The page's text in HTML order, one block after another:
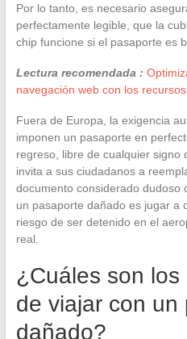
Por lo tanto, es necesario
perfectamente legible, que la
chip funcione si el pasaporte es
Lectura recomendada :
navegación web con los
Fuera de Europa, la exigencia
imponen un pasaporte en
regreso, libre de cualquier signo
invita a sus ciudadanos a
documento considerado dudoso
un pasaporte dañado es jugar a
riesgo de ser detenido en el
real.
¿Cuáles son los
de viajar con un
dañado?